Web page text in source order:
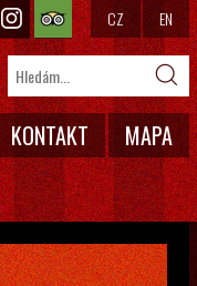
KONTAKT MAPA
CZ EN